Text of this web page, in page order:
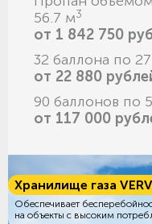
56.7 м3
от 1 842 750
32 баллона по
от 22 880
90 баллонов по
от 117 000
Хранилище газа
Обеспечивает
на объекты с высоким